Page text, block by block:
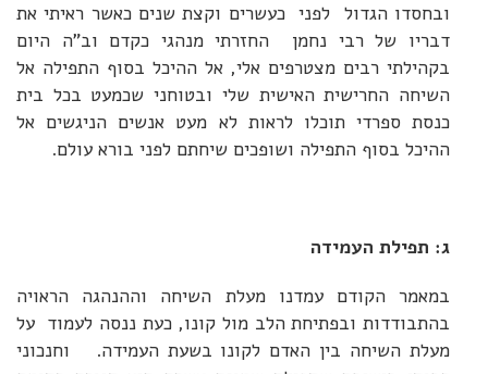
ובחסדו הגדול לפני כעשרים וקצת שנים כאשר ראיתי את
דבריו של רבי נחמן החזרתי מנהגי כקדם וב"ה היום
בקהילתי רבים מצטרפים אלי, אל ההיכל בסוף התפילה אל
השיחה החרישית האישית שלי ובטוחני שכמעט בכל בית
כנסת ספרדי תוכלו לראות לא מעט אנשים הניגשים אל
ההיכל בסוף התפילה ושופכים שיחתם לפני בורא עולם.
ג: תפילת העמידה
במאמר הקודם עמדנו מעלת השיחה וההנהגה הראויה
בהתבודדות ובפתיחת הלב מול קונו, כעת ננסה לעמוד על
מעלת השיחה בין האדם לקונו בשעת העמידה. וחנכוני